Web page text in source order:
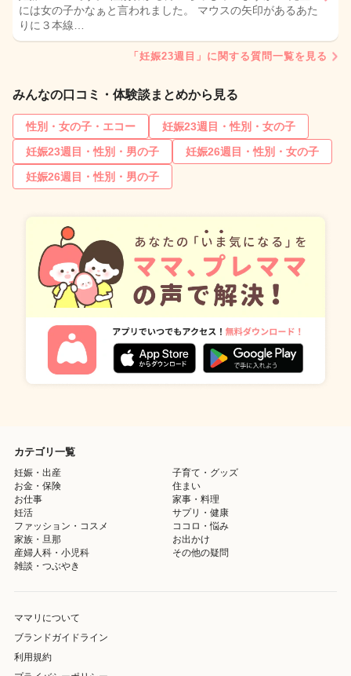
には女の子かなぁと言われました。 マウスの矢印があるあた
りに３本線…
「妊娠23週目」に関する質問一覧を見る
みんなの口コミ・体験談まとめから見る
性別・女の子・エコー
妊娠23週目・性別・女の子
妊娠23週目・性別・男の子
妊娠26週目・性別・女の子
妊娠26週目・性別・男の子
カテゴリ一覧
妊娠・出産
子育て・グッズ
お金・保険
住まい
お仕事
家事・料理
妊活
サプリ・健康
ファッション・コスメ
ココロ・悩み
家族・旦那
お出かけ
産婦人科・小児科
その他の疑問
雑談・つぶやき
ママリについて
ブランドガイドライン
利用規約